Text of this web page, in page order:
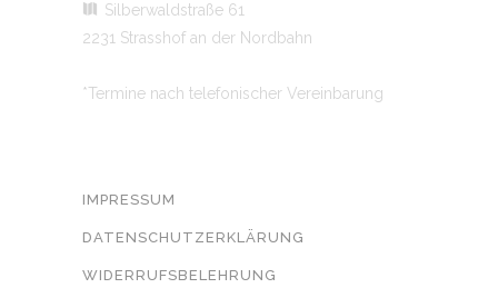
Silberwaldstraße 61
2231 Strasshof an der Nordbahn
*Termine nach telefonischer Vereinbarung
IMPRESSUM
DATENSCHUTZERKLÄRUNG
WIDERRUFSBELEHRUNG